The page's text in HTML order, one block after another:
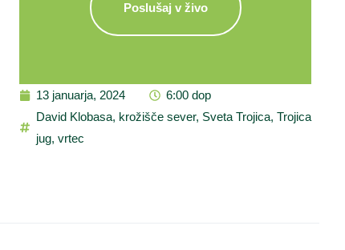
Poslušaj v živo
13 januarja, 2024
6:00 dop
David Klobasa, krožišče sever, Sveta Trojica, Trojica
jug, vrtec